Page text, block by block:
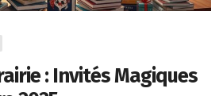
: Invités Magiques